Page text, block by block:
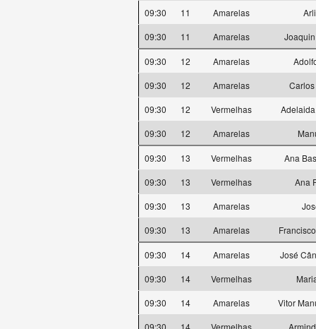
09:30
11 Amarelas
09:30
11 Amarelas
09:30 12 Amarelas
09:30
12 Amarelas
09:30
12 Vermelhas
09:30
12 Amarelas
09:30 13 Vermelhas
Ana
09:30
13 Vermelhas
Ana
09:30
13 Amarelas
09:30
13 Amarelas
09:30 14 Amarelas
José
09:30
14 Vermelhas
09:30
14 Amarelas
Vitor
09:30
14 Vermelhas